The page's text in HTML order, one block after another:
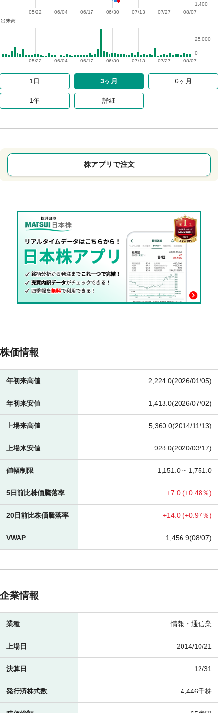
08/07
07/27
07/13
06/30
06/17
06/04
05/22
1,400
出来高
08/07
07/27
07/13
06/30
06/17
06/04
05/22
0
25,000
1日 3ヶ月 6ヶ月
1年 詳細
株アプリで注文
株価情報
年初来高値 2,224.0(2026/01/05)
年初来安値 1,413.0(2026/07/02)
上場来高値 5,360.0(2014/11/13)
上場来安値 928.0(2020/03/17)
値幅制限 1,151.0 ~ 1,751.0
5日前比株価騰落率 +7.0 (+0.48％)
20日前比株価騰落率 +14.0 (+0.97％)
VWAP 1,456.9(08/07)
企業情報
業種 情報・通信業
上場日 2014/10/21
決算日 12/31
発行済株式数 4,446千株